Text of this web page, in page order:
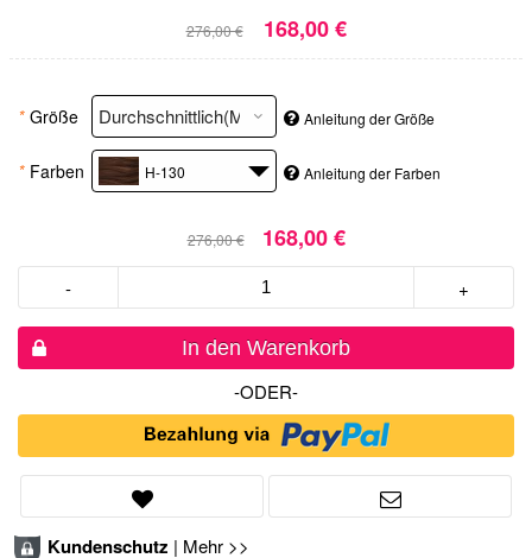
276,00 € 168,00 €
* Größe Anleitung der Größe
* Farben H-130 Anleitung der Farben
276,00 € 168,00 €
- +
In den Warenkorb
-ODER-
Kundenschutz | Mehr >>